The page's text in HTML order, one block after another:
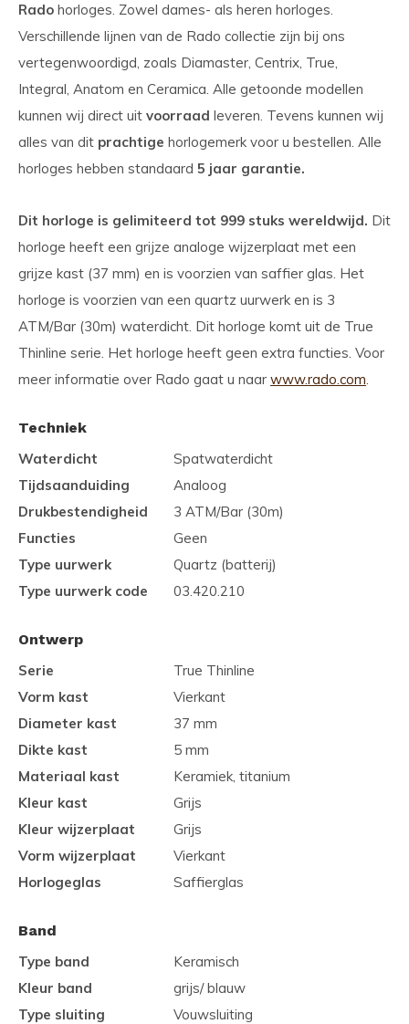
Rado horloges. Zowel dames- als heren horloges.
Verschillende lijnen van de Rado collectie zijn bij ons
vertegenwoordigd, zoals Diamaster, Centrix, True,
Integral, Anatom en Ceramica. Alle getoonde modellen
kunnen wij direct uit voorraad leveren. Tevens kunnen wij
alles van dit prachtige horlogemerk voor u bestellen. Alle
horloges hebben standaard 5 jaar garantie.
Dit horloge is gelimiteerd tot 999 stuks wereldwijd. Dit
horloge heeft een grijze analoge wijzerplaat met een
grijze kast (37 mm) en is voorzien van saffier glas. Het
horloge is voorzien van een quartz uurwerk en is 3
ATM/Bar (30m) waterdicht. Dit horloge komt uit de True
Thinline serie. Het horloge heeft geen extra functies. Voor
meer informatie over Rado gaat u naar www.rado.com.
Techniek
Waterdicht
Spatwaterdicht
Tijdsaanduiding
Analoog
Drukbestendigheid
3 ATM/Bar (30m)
Functies
Geen
Type uurwerk
Quartz (batterij)
Type uurwerk code
03.420.210
Ontwerp
Serie
True Thinline
Vorm kast
Vierkant
Diameter kast
37 mm
Dikte kast
5 mm
Materiaal kast
Keramiek, titanium
Kleur kast
Grijs
Kleur wijzerplaat
Grijs
Vorm wijzerplaat
Vierkant
Horlogeglas
Saffierglas
Band
Type band
Keramisch
Kleur band
grijs/ blauw
Type sluiting
Vouwsluiting